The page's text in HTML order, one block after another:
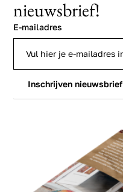
nieuwsbrief!
E-mailadres
Inschrijven nieuwsbrief